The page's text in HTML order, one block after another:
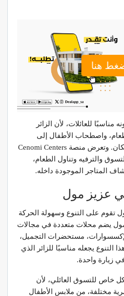
هنا
مناسبًا للعائلات، لأن الزائر
واصطحاب الأطفال إلى
منطقة ترفيه في نفس المكان. وتعرض منصة Cenomi Centers
والترفيه وتناول الطعام،
المتاجر الموجودة داخله.
عزيز مول
تقوم على التنوع وسهولة الحركة
يضم محلات متعددة في مجالات
الإكسسوارات، مستحضرات التجميل،
التنوع يجعله مناسبًا للزائر الذي
زيارة واحدة.
خاص للتسوق العائلي، لأن
مختلفة، من ملابس الأطفال